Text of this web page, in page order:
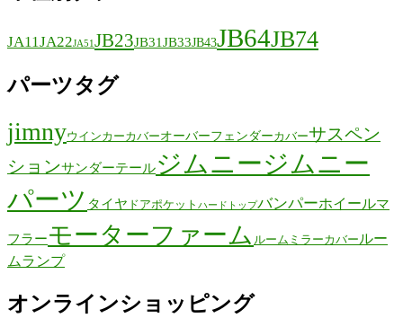
JA11JA22JA51 JB23JB31JB33JB43JB64JB74
パーツタグ
jimnyウインカーカバーオーバーフェンダーカバーサスペン
ションサンダーテールジムニージムニー
パーツ タイヤ ドアポケット ハードトップバンパーホイールマ
フラーモーターファーム ルームミラーカバー ルー
ムランプ
オンラインショッピング